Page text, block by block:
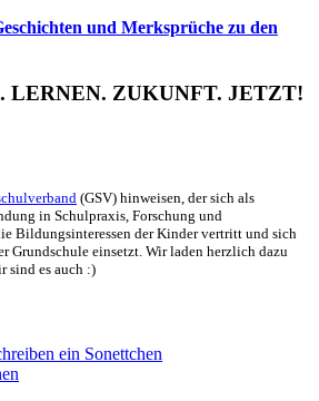
und Merksprüche zu den
LERNEN. ZUKUNFT. JETZT!
(GSV) hinweisen, der sich als
in Schulpraxis, Forschung und
Bildungsinteressen der Kinder vertritt und sich
Grundschule einsetzt. Wir laden herzlich dazu
sind es auch :)
ein Sonettchen